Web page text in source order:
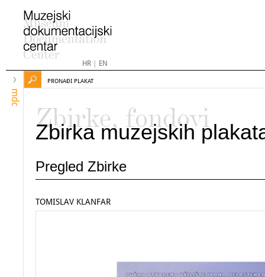
HR| EN
mdc
PRONAĐI PLAKAT
Zbirke, fondovi
Zbirka muzejskih
Pregled Zbirke
TOMISLAV KLANFAR